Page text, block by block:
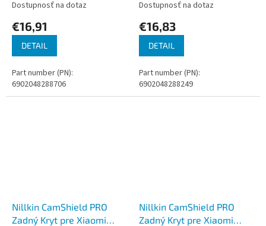
Pro+ 5G Black
Dostupnosť na dotaz
€16,91
DETAIL
Part number (PN):
6902048288706
Dostupnosť na dotaz
€16,83
DETAIL
Part number (PN):
6902048288249
Nillkin CamShield PRO
Zadný Kryt pre Xiaomi
Nillkin CamShield PRO
Zadný Kryt pre Xiaomi